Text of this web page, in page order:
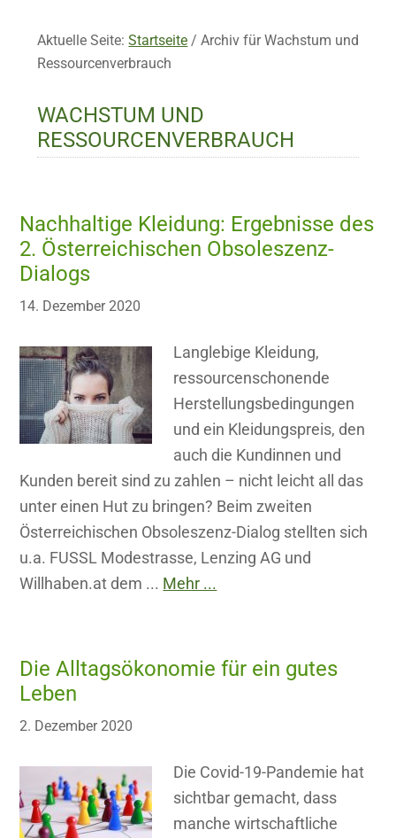
Aktuelle Seite:Startseite / Archiv für Wachstum und
Ressourcenverbrauch
WACHSTUM UND
RESSOURCENVERBRAUCH
Nachhaltige Kleidung: Ergebnisse des
2. Österreichischen Obsoleszenz-
Dialogs
14. Dezember 2020
Langlebige Kleidung,
ressourcenschonende
Herstellungsbedingungen
und ein Kleidungspreis, den
auch die Kundinnen und
Kunden bereit sind zu zahlen – nicht leicht all das
unter einen Hut zu bringen? Beim zweiten
Österreichischen Obsoleszenz-Dialog stellten sich
u.a. FUSSL Modestrasse, Lenzing AG und
Willhaben.at dem ... Mehr ...
Die Alltagsökonomie für ein gutes
Leben
2. Dezember 2020
Die Covid-19-Pandemie hat
sichtbar gemacht, dass
manche wirtschaftliche